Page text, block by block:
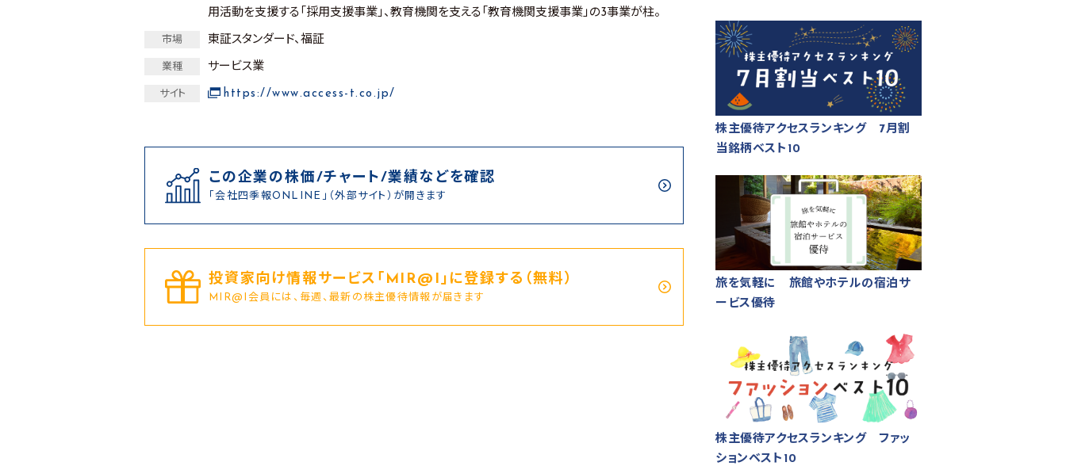
用活動を支援する「採用支援事業」、教育機関を支える「教育機関支援事業」の3事業が柱。
市場 東証スタンダード、福証
業種 サービス業
サイト https://www.access-t.co.jp/
この企業の株価/チャート/業績などを確認
「会社四季報ONLINE」（外部サイト）が開きます
投資家向け情報サービス｢MIR@I｣に登録する（無料）
MIR@I会員には、毎週、最新の株主優待情報が届きます
株主優待アクセスランキング 7月割
当銘柄ベスト10
旅を気軽に 旅館やホテルの宿泊サ
ービス優待
株主優待アクセスランキング ファッ
ションベスト10